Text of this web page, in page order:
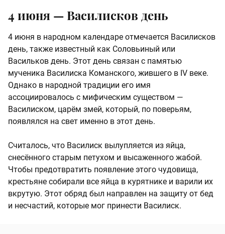
4 июня — Василисков день
4 июня в народном календаре отмечается Василисков
день, также известный как Соловьиный или
Васильков день. Этот день связан с памятью
мученика Василиска Команского, жившего в IV веке.
Однако в народной традиции его имя
ассоциировалось с мифическим существом —
Василиском, царём змей, который, по поверьям,
появлялся на свет именно в этот день.
Считалось, что Василиск вылупляется из яйца,
снесённого старым петухом и высаженного жабой.
Чтобы предотвратить появление этого чудовища,
крестьяне собирали все яйца в курятнике и варили их
вкрутую. Этот обряд был направлен на защиту от бед
и несчастий, которые мог принести Василиск.